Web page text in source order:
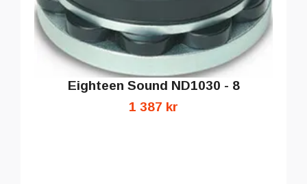
Eighteen Sound ND1030 - 8
1 387 kr